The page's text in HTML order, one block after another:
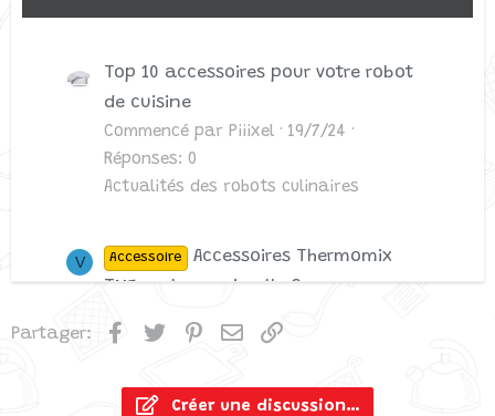
Top 10 accessoires pour votre robot
de cuisine
Commencé par Piiixel
19/7/24
Réponses: 0
Actualités des robots culinaires
V Accessoire
Accessoires Thermomix
TM5 au lave vaisselle ?
Réponses: 1
Partager: FacebookTwitterPinterest
Email
Créer une discussion…